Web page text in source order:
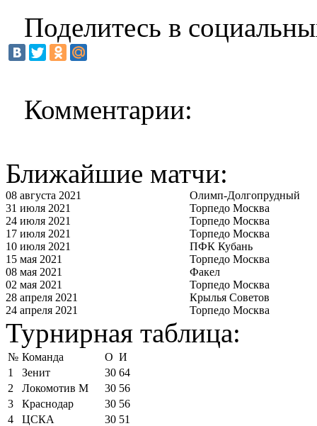
Поделитесь в
Комментарии:
Ближайшие матчи:
08 августа 2021
Олимп-Долгопрудный
31 июля 2021
Торпедо Москва
24 июля 2021
Торпедо Москва
17 июля 2021
Торпедо Москва
10 июля 2021
ПФК Кубань
15 мая 2021
Торпедо Москва
08 мая 2021
Факел
02 мая 2021
Торпедо Москва
28 апреля 2021
Крылья Советов
24 апреля 2021
Торпедо Москва
Турнирная таблица:
№ Команда О И
1
Зенит 30 64
2
Локомотив М 30 56
3
Краснодар 30 56
4
ЦСКА 30 51